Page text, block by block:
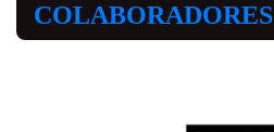
COLABORADORES